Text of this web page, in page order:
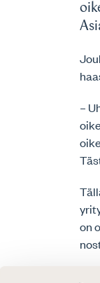
–
on